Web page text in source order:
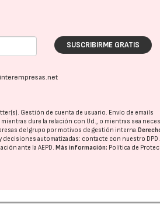
SUSCRIBIRME GRATIS
Gestión de cuenta de usuario. Envío de emails
mientras dure la relación con Ud., o mientras sea
del grupo por motivos de gestión interna.
automatizadas: contacte con nuestro DPD
ante laAEPD. Más información: Política de